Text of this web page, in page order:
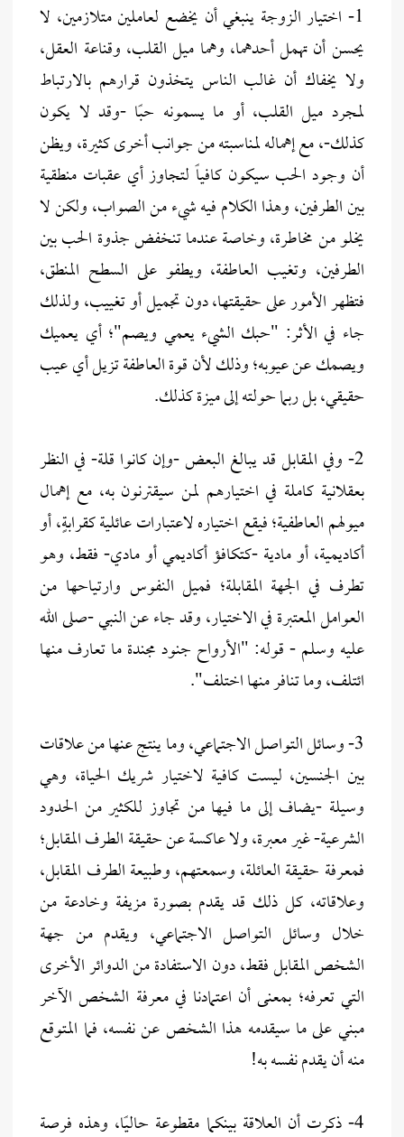
1- اختيار الزوجة ينبغي أن يخضع لعاملين متلازمين، لا
يحسن أن تهمل أحدهما، وهما ميل القلب، وقناعة العقل،
ولا يخفاك أن غالب الناس يتخذون قرارهم بالارتباط
لمجرد ميل القلب، أو ما يسمونه حبًا -وقد لا يكون
كذلك-، مع إهماله لمناسبته من جوانب أخرى كثيرة، ويظن
أن وجود الحب سيكون كافياً لتجاوز أي عقبات منطقية
بين الطرفين، وهذا الكلام فيه شيء من الصواب، ولكن لا
يخلو من مخاطرة، وخاصة عندما تنخفض جذوة الحب بين
الطرفين، وتغيب العاطفة، ويطفو على السطح المنطق،
فتظهر الأمور على حقيقتها، دون تجميل أو تغييب، ولذلك
جاء في الأثر: "حبك الشيء يعمي ويصم"؛ أي يعميك
ويصمك عن عيوبه؛ وذلك لأن قوة العاطفة تزيل أي عيب
حقيقي، بل ربما حولته إلى ميزة كذلك.
2- وفي المقابل قد يبالغ البعض -وإن كانوا قلة- في النظر
بعقلانية كاملة في اختيارهم لمن سيقترنون به، مع إهمال
ميولهم العاطفية؛ فيقع اختياره لاعتبارات عائلية كقرابةٍ، أو
أكاديمية، أو مادية -كتكافؤ أكاديمي أو مادي- فقط، وهو
تطرف في الجهة المقابلة؛ فميل النفوس وارتياحها من
العوامل المعتبرة في الاختيار، وقد جاء عن النبي -صلى الله
عليه وسلم - قوله: "الأرواح جنود مجندة ما تعارف منها
ائتلف، وما تنافر منها اختلف".
3- وسائل التواصل الاجتماعي، وما ينتج عنها من علاقات
بين الجنسين، ليست كافية لاختيار شريك الحياة، وهي
وسيلة -يضاف إلى ما فيها من تجاوز للكثير من الحدود
الشرعية- غير معبرة، ولا عاكسة عن حقيقة الطرف المقابل؛
فمعرفة حقيقة العائلة، وسمعتهم، وطبيعة الطرف المقابل،
وعلاقاته، كل ذلك قد يقدم بصورة مزيفة وخادعة من
خلال وسائل التواصل الاجتماعي، ويقدم من جهة
الشخص المقابل فقط، دون الاستفادة من الدوائر الأخرى
التي تعرفه؛ بمعنى أن اعتمادنا في معرفة الشخص الآخر
مبني على ما سيقدمه هذا الشخص عن نفسه، فما المتوقع
منه أن يقدم نفسه به!
4- ذكرت أن العلاقة بينكما مقطوعة حاليًا، وهذه فرصة